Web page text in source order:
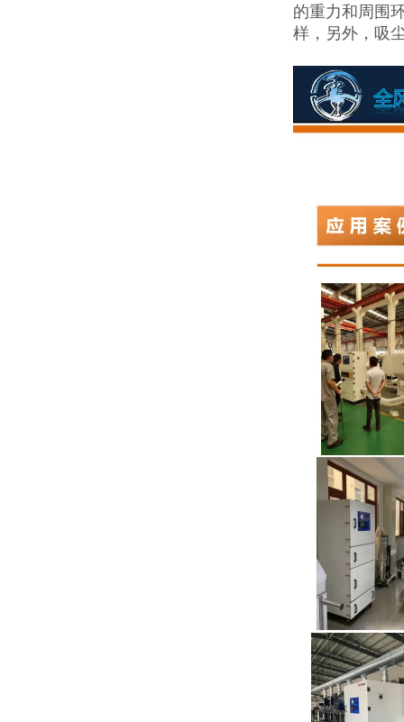
的重力和周围
样，另外，吸